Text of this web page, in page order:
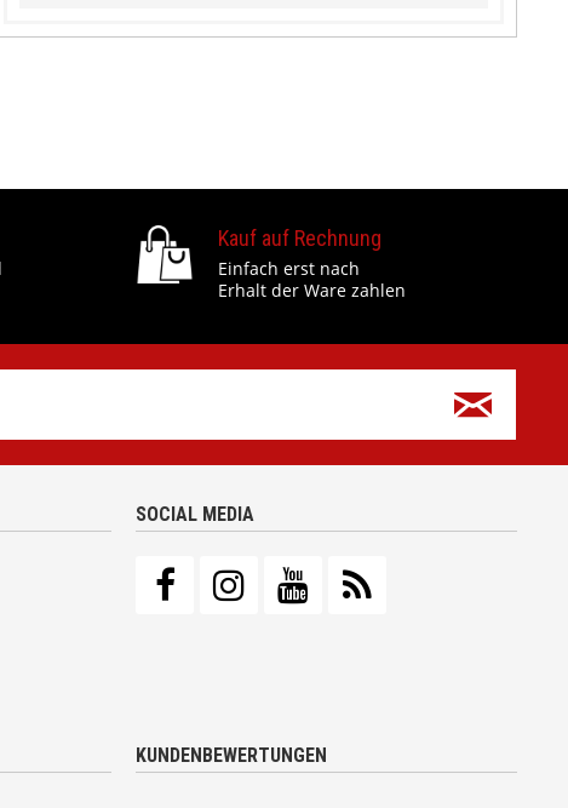
Kauf auf Rechnung
Einfach erst nach
Erhalt der Ware zahlen
SOCIAL MEDIA
KUNDENBEWERTUNGEN